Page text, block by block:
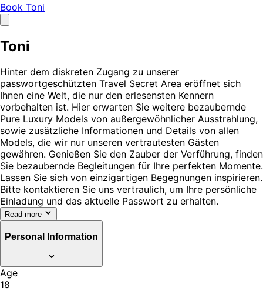
Book Toni
Toni
Hinter dem diskreten Zugang zu unserer
passwortgeschützten Travel Secret Area eröffnet sich
Ihnen eine Welt, die nur den erlesensten Kennern
vorbehalten ist. Hier erwarten Sie weitere bezaubernde
Pure Luxury Models von außergewöhnlicher Ausstrahlung,
sowie zusätzliche Informationen und Details von allen
Models, die wir nur unseren vertrautesten Gästen
gewähren. Genießen Sie den Zauber der Verführung, finden
Sie bezaubernde Begleitungen für Ihre perfekten Momente.
Lassen Sie sich von einzigartigen Begegnungen inspirieren.
Bitte kontaktieren Sie uns vertraulich, um Ihre persönliche
Einladung und das aktuelle Passwort zu erhalten.
Read more
Personal Information
Age
18